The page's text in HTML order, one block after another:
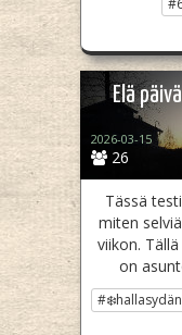
Elä
26
2026-03-15
Tässä
miten
viikon.
on